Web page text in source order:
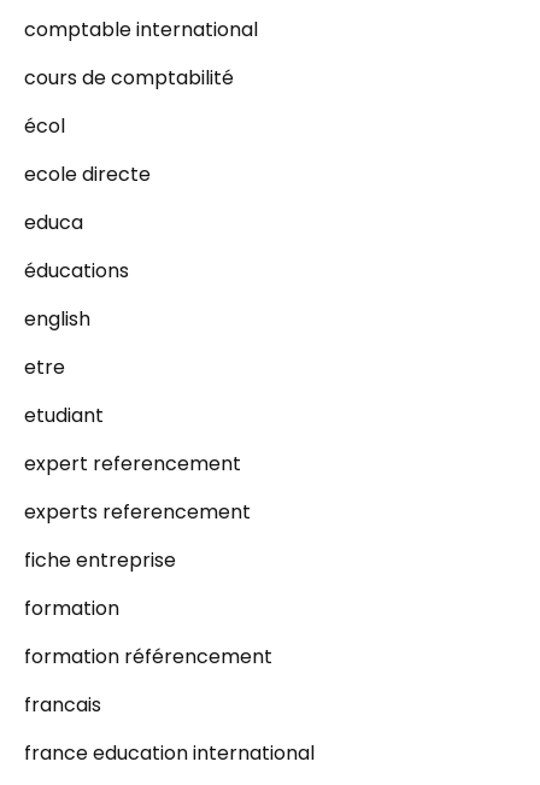
comptable international
cours de comptabilité
écol
ecole directe
educa
éducations
english
etre
etudiant
expert referencement
experts referencement
fiche entreprise
formation
formation référencement
francais
france education international